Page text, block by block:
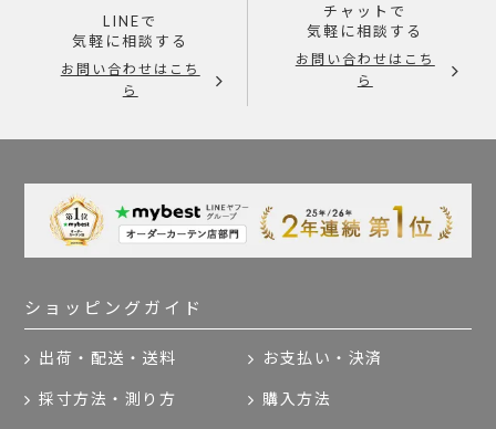
LINEで
気軽に相談する
お問い合わせはこち
ら
チャットで
気軽に相談する
お問い合わせはこち
ら
ショッピングガイド
出荷・配送・送料 お支払い・決済
採寸方法・測り方 購入方法